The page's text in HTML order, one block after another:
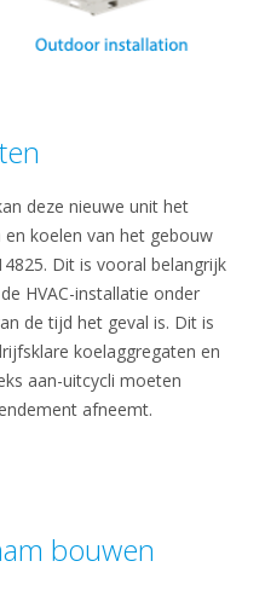
deze nieuwe unit het
koelen van het gebouw
Dit is vooral belangrijk
HVAC-installatie onder
de tijd het geval is. Dit is
koelaggregaten en
aan-uitcycli moeten
afneemt.
bouwen